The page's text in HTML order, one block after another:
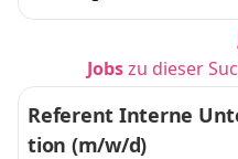
Jobszu dieser
Referent Interne
tion (m/w/d)